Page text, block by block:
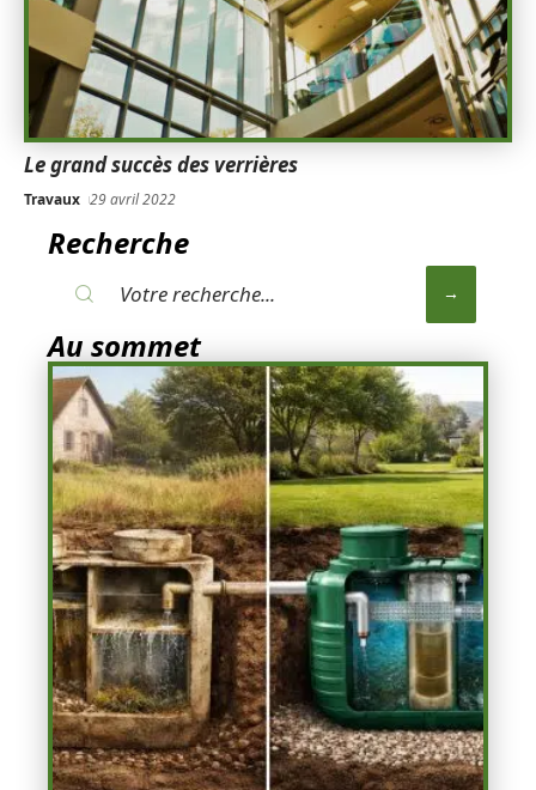
Le grand succès des verrières
Travaux 29 avril 2022
Recherche
Au sommet